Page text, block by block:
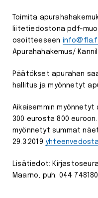
Toimita
liitetiedostona pdf-
osoitteeseen
Apurahahakemus/
Päätökset apurahan
hallitus ja myönnetyt
Aikaisemmin
300 eurosta 800
myönnetyt summat
29.3.2019
Lisätiedot:
Maarno, puh. 044